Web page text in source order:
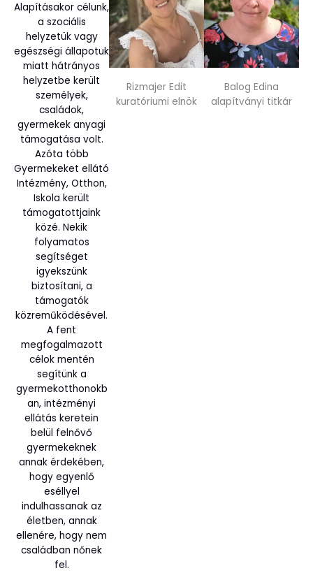
Alapításakor célunk,
a szociális
helyzetük vagy
egészségi állapotuk
miatt hátrányos
helyzetbe került
személyek,
családok,
gyermekek anyagi
támogatása volt.
Azóta több
Gyermekeket ellátó
Intézmény, Otthon,
Iskola került
támogatottjaink
közé. Nekik
folyamatos
segítséget
igyekszünk
biztosítani, a
támogatók
közreműködésével.
A fent
megfogalmazott
célok mentén
segítünk a
gyermekotthonokb
an, intézményi
ellátás keretein
belül felnővő
gyermekeknek
annak érdekében,
hogy egyenlő
eséllyel
indulhassanak az
életben, annak
ellenére, hogy nem
családban nőnek
fel.
Rizmajer Edit
kuratóriumi elnök
Balog Edina
alapítványi titkár